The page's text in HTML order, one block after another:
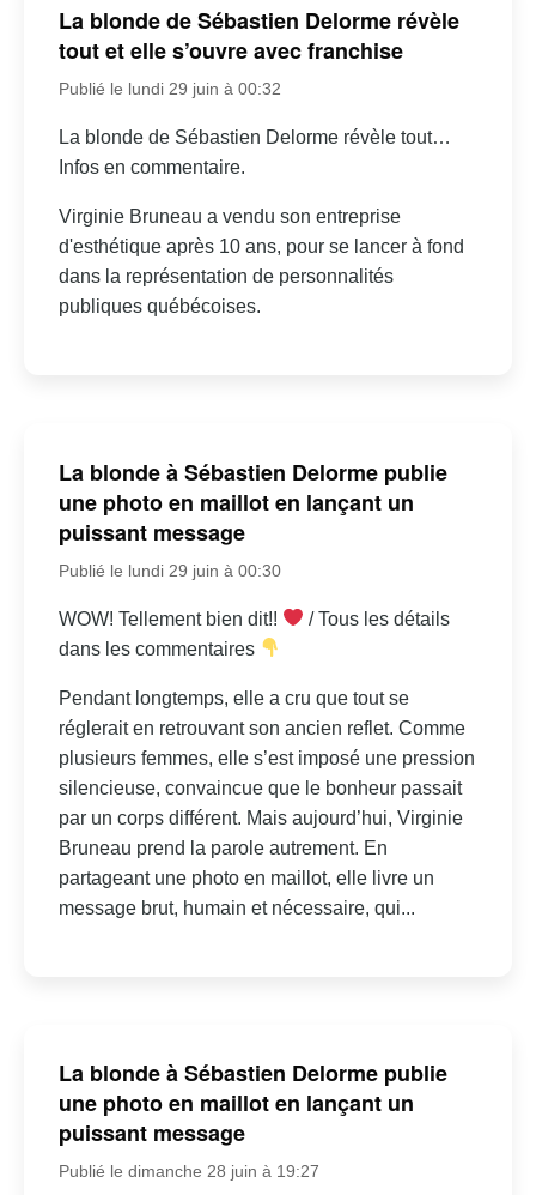
La blonde de Sébastien Delorme révèle
tout et elle s’ouvre avec franchise
Publié le lundi 29 juin à 00:32
La blonde de Sébastien Delorme révèle tout…
Infos en commentaire.
Virginie Bruneau a vendu son entreprise
d'esthétique après 10 ans, pour se lancer à fond
dans la représentation de personnalités
publiques québécoises.
La blonde à Sébastien Delorme publie
une photo en maillot en lançant un
puissant message
Publié le lundi 29 juin à 00:30
WOW! Tellement bien dit!!
/ Tous les détails
dans les commentaires
Pendant longtemps, elle a cru que tout se
réglerait en retrouvant son ancien reflet. Comme
plusieurs femmes, elle s’est imposé une pression
silencieuse, convaincue que le bonheur passait
par un corps différent. Mais aujourd’hui, Virginie
Bruneau prend la parole autrement. En
partageant une photo en maillot, elle livre un
message brut, humain et nécessaire, qui...
La blonde à Sébastien Delorme publie
une photo en maillot en lançant un
puissant message
Publié le dimanche 28 juin à 19:27